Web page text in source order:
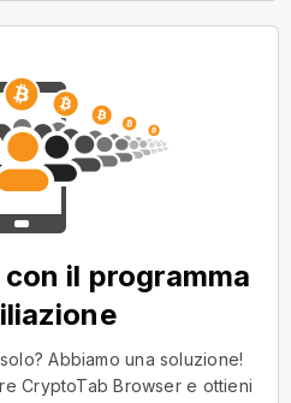
il programma
Abbiamo una soluzione!
CryptoTab Browser e ottieni